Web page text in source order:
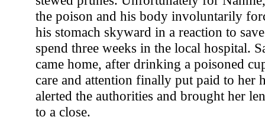
the poison and his body involuntarily
his stomach skyward in a reaction to
spend three weeks in the local hospital.
came home, after drinking a poisoned
care and attention finally put paid to her
alerted the authorities and brought her
to a close.